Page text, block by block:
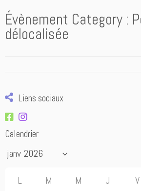
contenu
Évènement Category :
délocalisée
Liens sociaux
Calendrier
L M M J V